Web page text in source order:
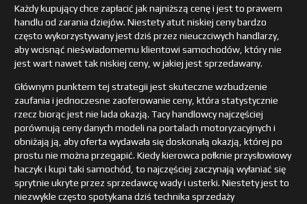
Każdy kupujący chce zapłacić jak najniższą cenę i jest to prawem
handlu od zarania dziejów. Niestety atut niskiej ceny bardzo
często wykorzystywany jest dziś przez nieuczciwych handlarzy,
aby wcisnąć nieświadomemu klientowi samochodów, który nie
jest wart nawet tak niskiej ceny, w jakiej jest sprzedawany.
Głównym punktem tej strategii jest skuteczne wzbudzenie
zaufania i jednoczesne zaoferowanie ceny, która statystycznie
rzecz biorąc jest nie lada okazją. Tacy handlowcy najczęściej
porównują ceny danych modeli na portalach motoryzacyjnych i
obniżają ją, aby oferta wydawała się doskonałą okazją, której po
prostu nie można przegapić. Kiedy kierowca połknie przysłowiowy
haczyk i kupi taki samochód, to najczęściej zaczynają wyłaniać się
sprytnie ukryte przez sprzedawcę wady i usterki. Niestety jest to
niezwykle często spotykana dziś technika sprzedaży